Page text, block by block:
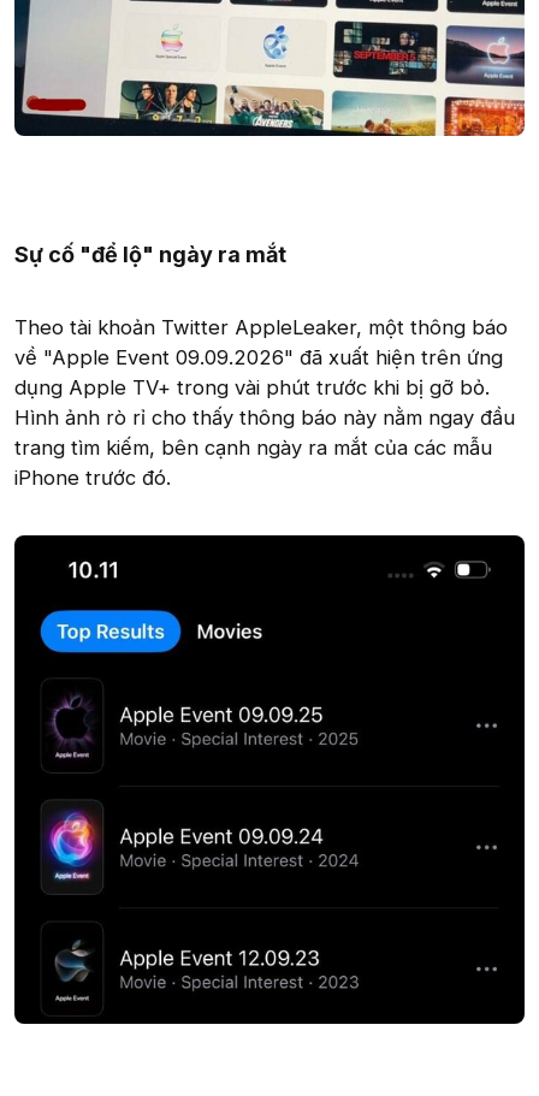
Sự cố "để lộ" ngày ra mắt
Theo tài khoản Twitter AppleLeaker, một thông báo
về "Apple Event 09.09.2026" đã xuất hiện trên ứng
dụng Apple TV+ trong vài phút trước khi bị gỡ bỏ.
Hình ảnh rò rỉ cho thấy thông báo này nằm ngay đầu
trang tìm kiếm, bên cạnh ngày ra mắt của các mẫu
iPhone trước đó.